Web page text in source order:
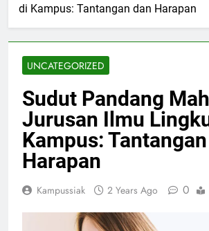
di Kampus: Tantangan dan Harapan
UNCATEGORIZED
Sudut Pandang
Jurusan Ilmu
Kampus:
Harapan
Kampussiak 2 Years Ago 0